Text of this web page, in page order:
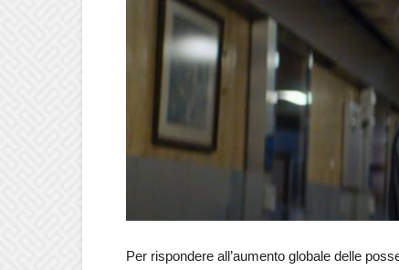
Per rispondere all’aumento globale delle